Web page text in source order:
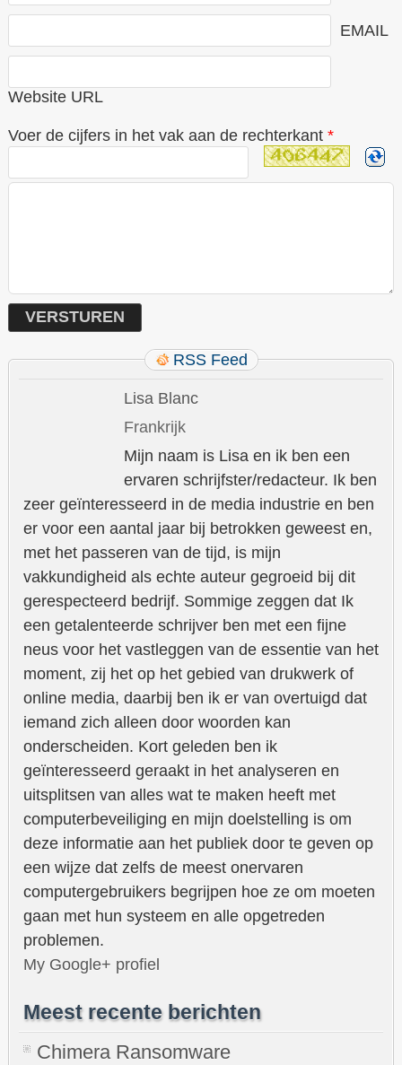
EMAIL
Website URL
Voer de cijfers in het vak aan de rechterkant *
RSS Feed
Lisa Blanc
Frankrijk
Mijn naam is Lisa en ik ben een
ervaren schrijfster/redacteur. Ik ben
zeer geïnteresseerd in de media industrie en ben
er voor een aantal jaar bij betrokken geweest en,
met het passeren van de tijd, is mijn
vakkundigheid als echte auteur gegroeid bij dit
gerespecteerd bedrijf. Sommige zeggen dat Ik
een getalenteerde schrijver ben met een fijne
neus voor het vastleggen van de essentie van het
moment, zij het op het gebied van drukwerk of
online media, daarbij ben ik er van overtuigd dat
iemand zich alleen door woorden kan
onderscheiden. Kort geleden ben ik
geïnteresseerd geraakt in het analyseren en
uitsplitsen van alles wat te maken heeft met
computerbeveiliging en mijn doelstelling is om
deze informatie aan het publiek door te geven op
een wijze dat zelfs de meest onervaren
computergebruikers begrijpen hoe ze om moeten
gaan met hun systeem en alle opgetreden
problemen.
My Google+ profiel
Meest recente berichten
Chimera Ransomware